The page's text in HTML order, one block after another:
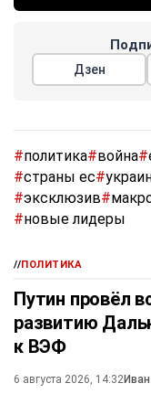
Дзен
#политика#война#
#страны ес#
#эксклюзив#
#новые лидеры
//ПОЛИТИКА
Путин провёл
развитию
к ВЭФ
6 августа 2026, 14:32